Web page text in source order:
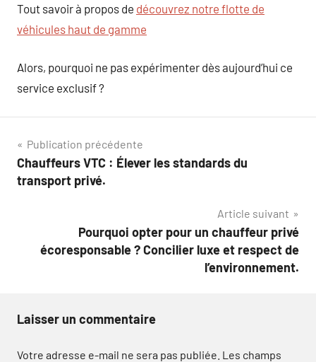
Tout savoir à propos de découvrez notre flotte de
véhicules haut de gamme
Alors, pourquoi ne pas expérimenter dès aujourd’hui ce
service exclusif ?
Navigation
de
Publication précédente
Chauffeurs VTC : Élever les standards du
transport privé.
Article suivant
Pourquoi opter pour un chauffeur privé
écoresponsable ? Concilier luxe et respect de
l’environnement.
Laisser un commentaire
Votre adresse e-mail ne sera pas publiée. Les champs